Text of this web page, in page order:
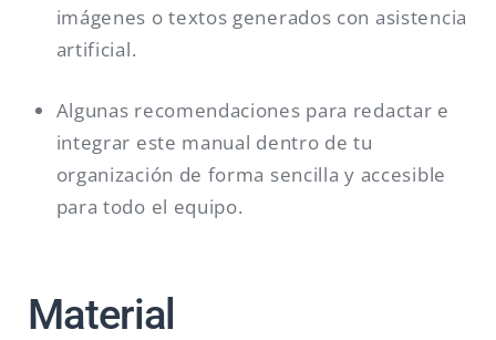
imágenes o textos generados con asistencia
artificial.
Algunas recomendaciones para redactar e
integrar este manual dentro de tu
organización de forma sencilla y accesible
para todo el equipo.
Material